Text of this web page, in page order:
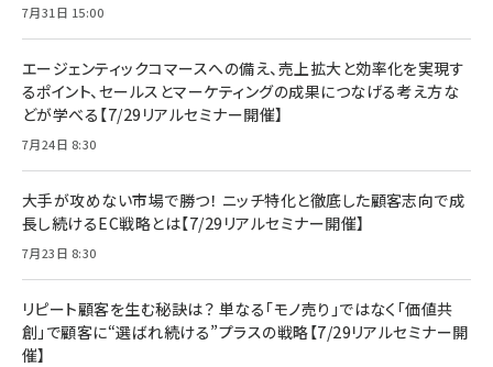
7月31日 15:00
エージェンティックコマースへの備え、売上拡大と効率化を実現す
るポイント、セールスとマーケティングの成果につなげる考え方な
どが学べる【7/29リアルセミナー開催】
7月24日 8:30
大手が攻めない市場で勝つ！ ニッチ特化と徹底した顧客志向で成
長し続けるEC戦略とは【7/29リアルセミナー開催】
7月23日 8:30
リピート顧客を生む秘訣は？ 単なる「モノ売り」ではなく「価値共
創」で顧客に“選ばれ続ける”プラスの戦略【7/29リアルセミナー開
催】